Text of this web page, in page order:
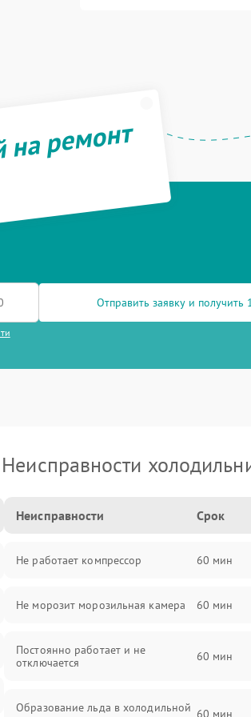
ремонт
Отправить заявку и получить
Неисправности
Неисправности Срок
Не работает компрессор 60 мин
Не морозит морозильная камера 60 мин
Постоянно работает и не
отключается
60 мин
Образование льда в холодильной 60 мин